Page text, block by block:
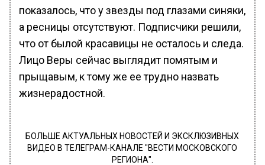
показалось, что у звезды под глазами синяки,
а ресницы отсутствуют. Подписчики решили,
что от былой красавицы не осталось и следа.
Лицо Веры сейчас выглядит помятым и
прыщавым, к тому же ее трудно назвать
жизнерадостной.
БОЛЬШЕ АКТУАЛЬНЫХ НОВОСТЕЙ И ЭКСКЛЮЗИВНЫХ
ВИДЕО В ТЕЛЕГРАМ-КАНАЛЕ "ВЕСТИ МОСКОВСКОГО
РЕГИОНА".